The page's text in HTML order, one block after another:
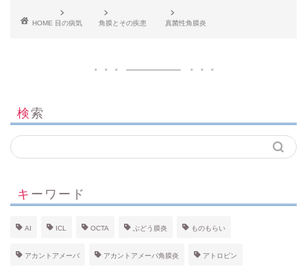
HOME 目の病気 角膜とその疾患 真菌性角膜炎
検索
キーワード
AI ICL OCTA ぶどう膜炎 ものもらい
アカントアメーバ アカントアメーバ角膜炎 アトロピン